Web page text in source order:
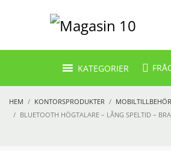
KATEGORIER
HEM KONTORSPRODUKTER MOBILTILLBEHÖR
BLUETOOTH HÖGTALARE – LÅNG SPELTID –